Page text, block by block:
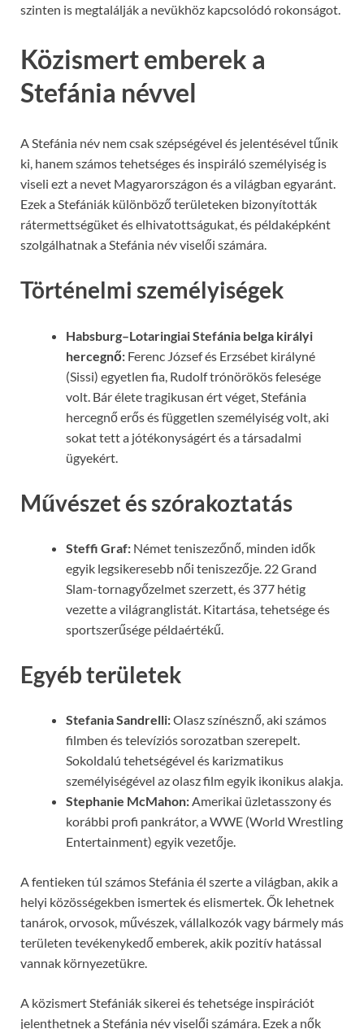
szinten is megtalálják a nevükhöz kapcsolódó rokonságot.
Közismert emberek a
Stefánia névvel
A Stefánia név nem csak szépségével és jelentésével tűnik
ki, hanem számos tehetséges és inspiráló személyiség is
viseli ezt a nevet Magyarországon és a világban egyaránt.
Ezek a Stefániák különböző területeken bizonyították
rátermettségüket és elhivatottságukat, és példaképként
szolgálhatnak a Stefánia név viselői számára.
Történelmi személyiségek
Habsburg–Lotaringiai Stefánia belga királyi
hercegnő: Ferenc József és Erzsébet királyné
(Sissi) egyetlen fia, Rudolf trónörökös felesége
volt. Bár élete tragikusan ért véget, Stefánia
hercegnő erős és független személyiség volt, aki
sokat tett a jótékonyságért és a társadalmi
ügyekért.
Művészet és szórakoztatás
Steffi Graf: Német teniszezőnő, minden idők
egyik legsikeresebb női teniszezője. 22 Grand
Slam-tornagyőzelmet szerzett, és 377 hétig
vezette a világranglistát. Kitartása, tehetsége és
sportszerűsége példaértékű.
Egyéb területek
Stefania Sandrelli:Olasz színésznő, aki számos
filmben és televíziós sorozatban szerepelt.
Sokoldalú tehetségével és karizmatikus
személyiségével az olasz film egyik ikonikus alakja.
Stephanie McMahon:Amerikai üzletasszony és
korábbi profi pankrátor, a WWE (World Wrestling
Entertainment) egyik vezetője.
A fentieken túl számos Stefánia él szerte a világban, akik a
helyi közösségekben ismertek és elismertek. Ők lehetnek
tanárok, orvosok, művészek, vállalkozók vagy bármely más
területen tevékenykedő emberek, akik pozitív hatással
vannak környezetükre.
A közismert Stefániák sikerei és tehetsége inspirációt
jelenthetnek a Stefánia név viselői számára. Ezek a nők